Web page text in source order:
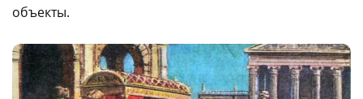
объекты.